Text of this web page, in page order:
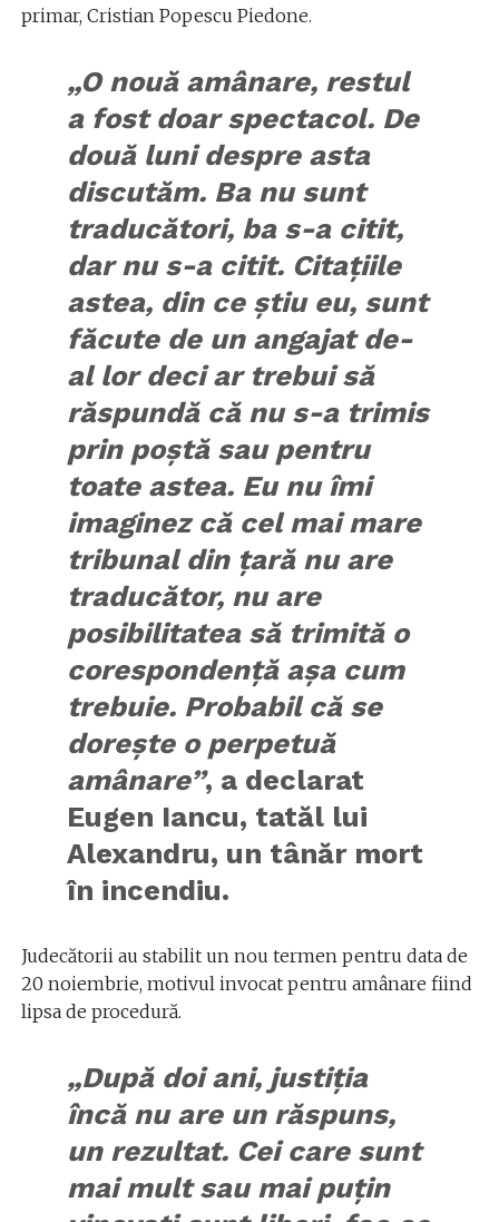
primar, Cristian Popescu Piedone.
„O nouă amânare, restul
a fost doar spectacol. De
două luni despre asta
discutăm. Ba nu sunt
traducători, ba s-a citit,
dar nu s-a citit. Citaţiile
astea, din ce ştiu eu, sunt
făcute de un angajat de-
al lor deci ar trebui să
răspundă că nu s-a trimis
prin poştă sau pentru
toate astea. Eu nu îmi
imaginez că cel mai mare
tribunal din ţară nu are
traducător, nu are
posibilitatea să trimită o
corespondenţă aşa cum
trebuie. Probabil că se
doreşte o perpetuă
amânare”, a declarat
Eugen Iancu, tatăl lui
Alexandru, un tânăr mort
în incendiu.
Judecătorii au stabilit un nou termen pentru data de
20 noiembrie, motivul invocat pentru amânare fiind
lipsa de procedură.
„După doi ani, justiţia
încă nu are un răspuns,
un rezultat. Cei care sunt
mai mult sau mai puţin